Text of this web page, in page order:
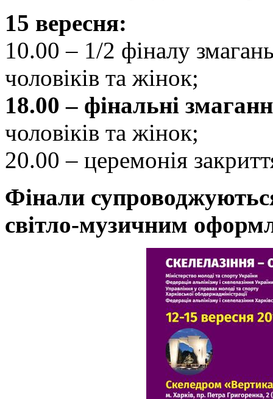
15 вересня:
10.00 – 1/2 фіналу
чоловіків та жінок;
18.00 – фінальні
чоловіків та жінок;
20.00 – церемонія
Фінали
світло-музичним